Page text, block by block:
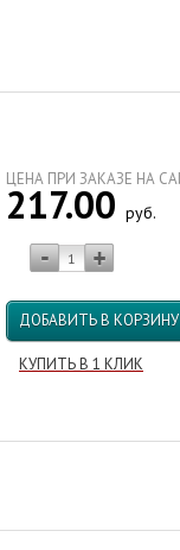
ЦЕНА ПРИ ЗАКАЗЕ НА
217.00 руб.
ДОБАВИТЬ В КОРЗИНУ
КУПИТЬ В 1 КЛИК